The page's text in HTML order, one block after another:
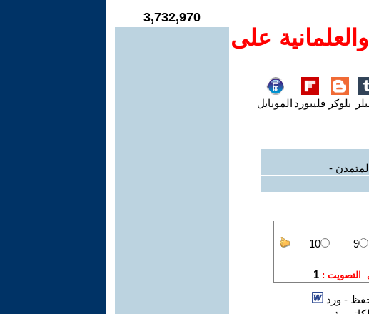
على
بلوكر فليبورد الموبايل
-
- ورد
3,732,970